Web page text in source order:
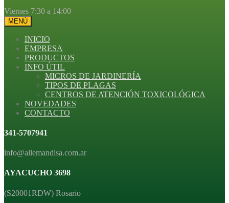
Viernes 7:30 a 14:00
MENÚ
INICIO
EMPRESA
PRODUCTOS
INFO ÚTIL
MICROS DE JARDINERÍA
TIPOS DE PLAGAS
CENTROS DE ATENCIÓN TOXICOLÓGICA
NOVEDADES
CONTACTO
341-5707941
info@allemandisa.com.ar
AYACUCHO 3698
(S20001RDW) Rosario